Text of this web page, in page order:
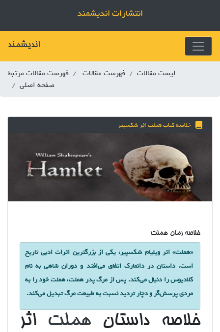
انتشارات اندیشمند
اندیشمند
فهرست مقالات مرتبط فهرست مقالات
لیست مقالات
صفحه اصلی
خلاصه کتاب هملت اثر شکسپیر
خلاصه رمان هملت
«هملت» اثر ویلیام شکسپیر، یکی از بزرگترین اثرات ادبی تاریخ
است. داستان در دانمارک اتفاق می‌افتد و دوران شاهی به نام
کلادیوس را دنبال می‌کند. پس از مرگ پدر هملت، هملت خود را به
مردی پرسش‌گر و دچار تردید نسبت به طبیعت مرگ تبدیل می‌کند.
خلاصه داستان هملتاثر